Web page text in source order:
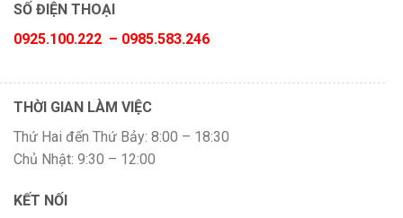
SỐ ĐIỆN THOẠI
0925.100.222 – 0985.583.246
THỜI GIAN LÀM VIỆC
Thứ Hai đến Thứ Bảy: 8:00 – 18:30
Chủ Nhật: 9:30 – 12:00
KẾT NỐI